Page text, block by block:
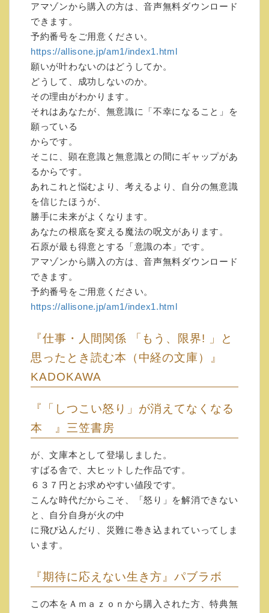
会員同士の、コミュニティとしても役立てて
ほしいと思います。
このサイトに入れば、一人じゃない。仲間が
いる。
支援者（と呼びます）は 月額３０００円で
す。
カウンセリングを受けるには、どうも、抵抗
がある。
本やテキストやでは、今ひとつ、具体的なや
り方がわからない。
個人的な問題や経営面での解決方法を知りた
い。
どんな高額なセミナーを受けても、「できる
気がする」だけで、
なかなか成果を得られない。そんな人に、最
適です。
さまざまな争いから降りたほうが、はるかに
運は上昇します。
す。
人生の「ホームドクター」のような存在にな
っていければと、願っています。
続ければ、誰でも、必ず人生を変えられま
す。
その変わるというのは、幸せになるだけでは
なく、
「願望を叶える。成功する。もっと稼ぐ」と
いったものも含めて、です。
詳しくは↓をご覧ください。
https://allisone.jp/aio-jp/info/web-
kennkyuusyo/
自宅で、「自分中心心理学」を学べます。
どんどん質問していただき、人生を上昇させ
ていきましょう。
有料メルマガ
アマゾンから購入の方は、音声無料ダウンロード
できます。
予約番号をご用意ください。
https://allisone.jp/am1/index1.html
願いが叶わないのはどうしてか。
どうして、成功しないのか。
その理由がわかります。
それはあなたが、無意識に「不幸になること」を
願っている
からです。
そこに、顕在意識と無意識との間にギャップがあ
るからです。
あれこれと悩むより、考えるより、自分の無意識
を信じたほうが、
勝手に未来がよくなります。
あなたの根底を変える魔法の呪文があります。
石原が最も得意とする「意識の本」です。
アマゾンから購入の方は、音声無料ダウンロード
できます。
予約番号をご用意ください。
https://allisone.jp/am1/index1.html
『仕事・人間関係 「もう、限界! 」と
思ったとき読む本（中経の文庫）』
KADOKAWA
『「しつこい怒り」が消えてなくなる
本 』三笠書房
が、文庫本として登場しました。
すばる舎で、大ヒットした作品です。
６３７円とお求めやすい値段です。
こんな時代だからこそ、「怒り」を解消できない
と、自分自身が火の中
に飛び込んだり、災難に巻き込まれていってしま
います。
『期待に応えない生き方』パブラボ
この本をＡｍａｚｏｎから購入された方、特典無